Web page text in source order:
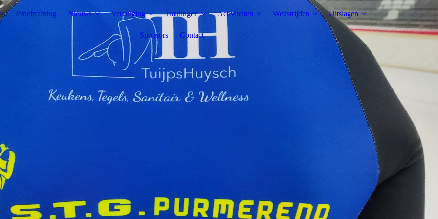
Proeftraining Nieuws Vereniging Trainingen Activiteiten Wedstrijden Uitslagen
Sponsors Contact